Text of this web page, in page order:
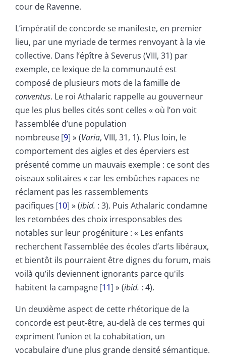
cour de Ravenne.
L’impératif de concorde se manifeste, en premier
lieu, par une myriade de termes renvoyant à la vie
collective. Dans l’épître à Severus (VIII, 31) par
exemple, ce lexique de la communauté est
composé de plusieurs mots de la famille de
conventus. Le roi Athalaric rappelle au gouverneur
que les plus belles cités sont celles « où l’on voit
l’assemblée d’une population
nombreuse 9 » (Varia, VIII, 31, 1). Plus loin, le
comportement des aigles et des éperviers est
présenté comme un mauvais exemple : ce sont des
oiseaux solitaires « car les embûches rapaces ne
réclament pas les rassemblements
pacifiques 10 » (ibid. : 3). Puis Athalaric condamne
les retombées des choix irresponsables des
notables sur leur progéniture : « Les enfants
recherchent l’assemblée des écoles d’arts libéraux,
et bientôt ils pourraient être dignes du forum, mais
voilà qu’ils deviennent ignorants parce qu'ils
habitent la campagne 11 » (ibid. : 4).
Un deuxième aspect de cette rhétorique de la
concorde est peut-être, au-delà de ces termes qui
expriment l’union et la cohabitation, un
vocabulaire d’une plus grande densité sémantique.